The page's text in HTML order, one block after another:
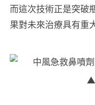
而這次技術正是突破
果對未來治療具有重
▲